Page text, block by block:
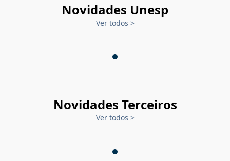
Novidades Unesp
Ver todos >
Novidades Terceiros
Ver todos >